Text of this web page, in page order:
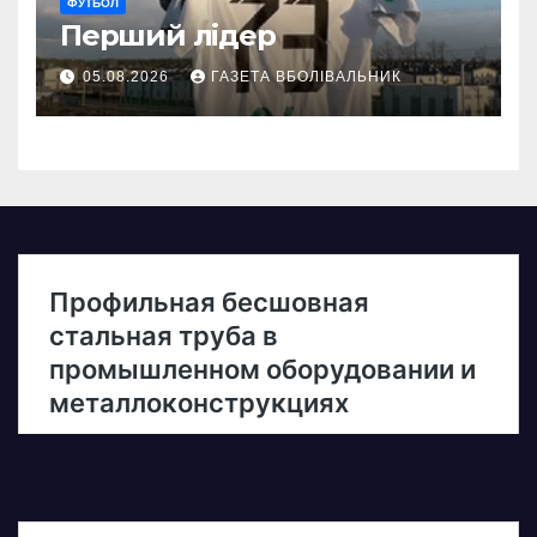
ФУТБОЛ
Перший лідер
05.08.2026 ГАЗЕТА ВБОЛІВАЛЬНИК